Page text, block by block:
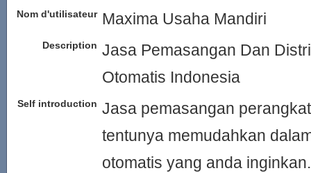
Nom d'utilisateur Maxima Usaha Mandiri
Description Jasa Pemasangan Dan
Otomatis Indonesia
Self introduction Jasa pemasangan
tentunya memudahkan
otomatis yang anda